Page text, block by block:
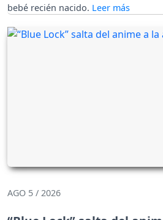
bebé recién nacido.
AGO 5 / 2026